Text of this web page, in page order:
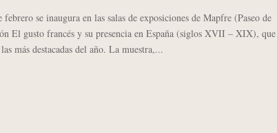
se inaugura en las salas de exposiciones de Mapfre (Paseo de
El gusto francés y su presencia en España (siglos XVII – XIX), que
más destacadas del año. La muestra,...